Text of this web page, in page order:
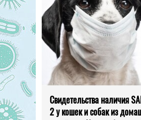
Свидетельства наличия
2 у кошек и собак из